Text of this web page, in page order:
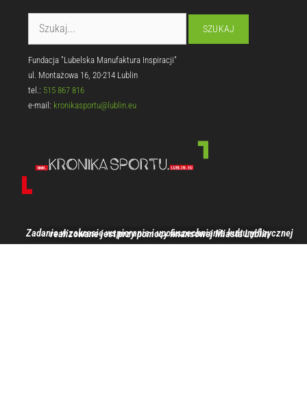
Fundacja "Lubelska Manufaktura Inspiracji"
ul. Montażowa 16, 20-214 Lublin
tel.: 515 867 816
e-mail: kronikasportu@lublin.eu
Zadanie w zakresie wspierania i upowszechniania kultury fizycznej realizowane jest przy pomocy finansowej Miasta Lublin